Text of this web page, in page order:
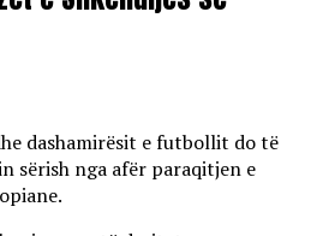
dashamirësit e futbollit do të
sërish nga afër paraqitjen e